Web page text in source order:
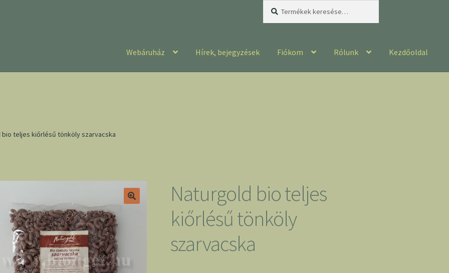
Webáruház Hírek, bejegyzések Fiókom Rólunk Kezdőoldal
bio teljes kiőrlésű tönköly szarvacska
Naturgold bio teljes
kiőrlésű tönköly
szarvacska